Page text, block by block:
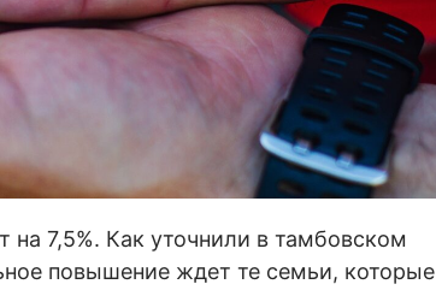
на 7,5%. Как уточнили в тамбовском
повышение ждет те семьи, которые